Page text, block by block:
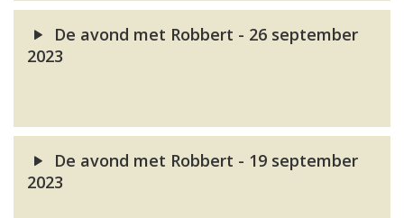
De avond met Robbert - 26 september
2023
De avond met Robbert - 19 september
2023